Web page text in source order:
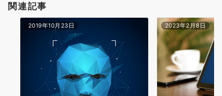
ン
関連記事
2019年10月23日 2023年2月8日